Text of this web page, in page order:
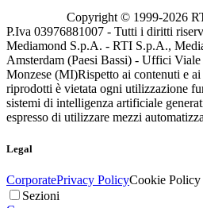
Copyright © 1999-2026
P.Iva 03976881007 - Tutti i diritti
Mediamond S.p.A. - RTI S.p.A.,
Amsterdam (Paesi Bassi) - Uffici
Monzese (MI)Rispetto ai contenuti e
riprodotti è vietata ogni utilizzazione
sistemi di intelligenza artificiale
espresso di utilizzare mezzi
Legal
CorporatePrivacy PolicyCookie Policy
Sezioni